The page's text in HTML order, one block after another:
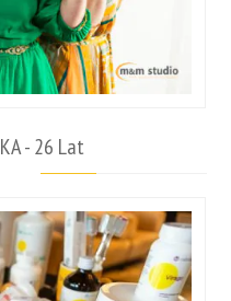
- 26 Lat